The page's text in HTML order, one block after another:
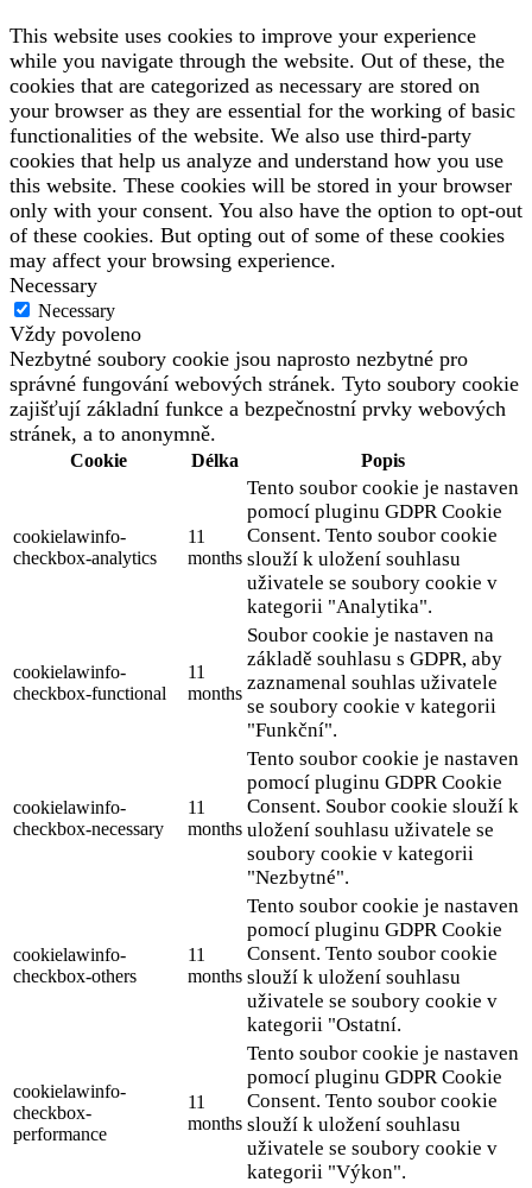
This website uses cookies to improve your experience
while you navigate through the website. Out of these, the
cookies that are categorized as necessary are stored on
your browser as they are essential for the working of basic
functionalities of the website. We also use third-party
cookies that help us analyze and understand how you use
this website. These cookies will be stored in your browser
only with your consent. You also have the option to opt-out
of these cookies. But opting out of some of these cookies
may affect your browsing experience.
Necessary
Necessary
Vždy povoleno
Nezbytné soubory cookie jsou naprosto nezbytné pro
správné fungování webových stránek. Tyto soubory cookie
zajišťují základní funkce a bezpečnostní prvky webových
stránek, a to anonymně.
Cookie Délka Popis
cookielawinfo-
checkbox-analytics
11
months
Tento soubor cookie je nastaven
pomocí pluginu GDPR Cookie
Consent. Tento soubor cookie
slouží k uložení souhlasu
uživatele se soubory cookie v
kategorii "Analytika".
cookielawinfo-
checkbox-functional
11
months
Soubor cookie je nastaven na
základě souhlasu s GDPR, aby
zaznamenal souhlas uživatele
se soubory cookie v kategorii
"Funkční".
cookielawinfo-
checkbox-necessary
11
months
Tento soubor cookie je nastaven
pomocí pluginu GDPR Cookie
Consent. Soubor cookie slouží k
uložení souhlasu uživatele se
soubory cookie v kategorii
"Nezbytné".
cookielawinfo-
checkbox-others
11
months
Tento soubor cookie je nastaven
pomocí pluginu GDPR Cookie
Consent. Tento soubor cookie
slouží k uložení souhlasu
uživatele se soubory cookie v
kategorii "Ostatní.
cookielawinfo-
checkbox-
performance
11
months
Tento soubor cookie je nastaven
pomocí pluginu GDPR Cookie
Consent. Tento soubor cookie
slouží k uložení souhlasu
uživatele se soubory cookie v
kategorii "Výkon".